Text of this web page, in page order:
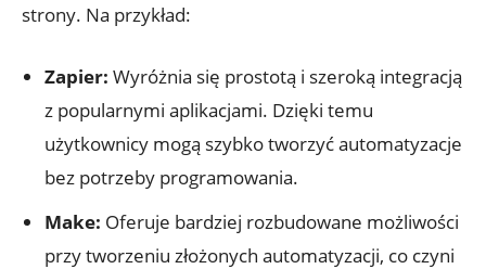
strony. Na przykład:
Zapier: Wyróżnia​ się prostotą i szeroką integracją
z popularnymi aplikacjami.⁤ Dzięki⁢ temu
użytkownicy mogą szybko tworzyć automatyzacje
bez potrzeby programowania.
Make: Oferuje bardziej rozbudowane możliwości
przy tworzeniu złożonych automatyzacji, co ‍czyni